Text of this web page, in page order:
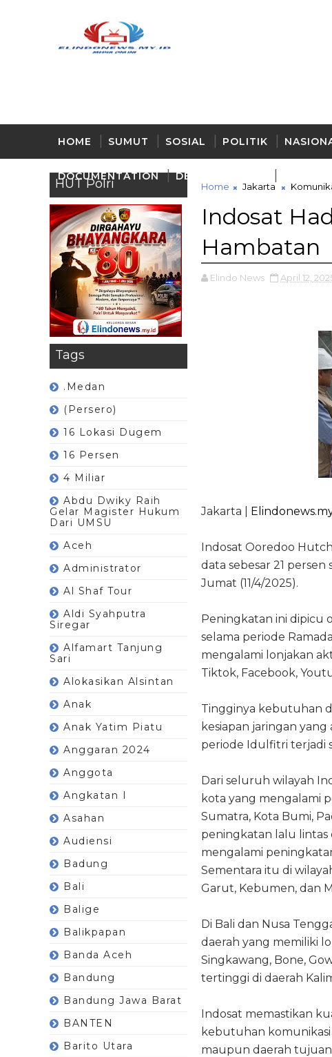
HOME SUMUT SOSIAL POLITIK
DOCUMENTATION DELI - SERDANG
HUT Polri
Tags
.Medan
(Persero)
16 Lokasi Dugem
16 Persen
4 Miliar
Abdu Dwiky Raih
Gelar Magister Hukum
Dari UMSU
Aceh
Administrator
Al Shaf Tour
Aldi Syahputra
Siregar
Alfamart Tanjung
Sari
Alokasikan Alsintan
Anak
Anak Yatim Piatu
Anggaran 2024
Anggota
Angkatan I
Asahan
Audiensi
Badung
Bali
Balige
Balikpapan
Banda Aceh
Bandung
Bandung Jawa Barat
BANTEN
Barito Utara
Home Jakarta
Indosat
Hambatan
Elindo News April 12,
Jakarta |
Indosat Ooredoo
data sebesar 21
Jumat (11/4/2025).
Peningkatan ini dipicu
selama periode
mengalami lonjakan
Tiktok, Facebook,
Tingginya kebutuhan
kesiapan jaringan
periode Idulfitri terjadi
Dari seluruh wilayah
kota yang mengalami
Sumatra, Kota Bumi,
peningkatan lalu lintas
mengalami
Sementara itu di
Garut, Kebumen, dan
Di Bali dan Nusa
daerah yang memiliki
Singkawang, Bone,
tertinggi di daerah
Indosat memastikan
kebutuhan
maupun daerah